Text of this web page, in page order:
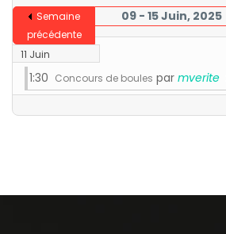
Semaine
précédente
09 - 15 Juin, 2025
11 Juin
1:30 Concours de boules par mverite